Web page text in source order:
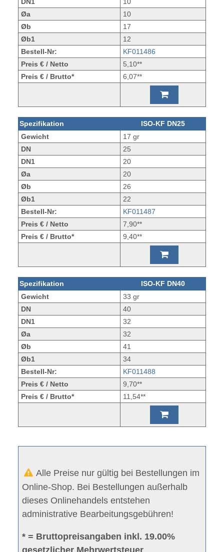
Øa
10
Øb
17
Øb1
12
Bestell-Nr:
KF011486
Preis € / Netto
5,10**
Preis € / Brutto*
6,07**
Spezifikation
ISO-KF DN25
Gewicht
17 gr
DN
25
DN1
20
Øa
20
Øb
26
Øb1
22
Bestell-Nr:
KF011487
Preis € / Netto
7,90**
Preis € / Brutto*
9,40**
Spezifikation
ISO-KF DN40
Gewicht
33 gr
DN
40
DN1
32
Øa
32
Øb
41
Øb1
34
Bestell-Nr:
KF011488
Preis € / Netto
9,70**
Preis € / Brutto*
11,54**
Alle Preise nur gültig bei Bestellungen im
Online-Shop. Bei Bestellungen außerhalb
dieses Onlinehandels entstehen
administrative Bearbeitungsgebühren!
* = Bruttopreisangaben inkl. 19.00%